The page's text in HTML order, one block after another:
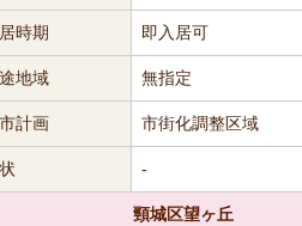
時期 即入居可
地域 無指定
計画 市街化調整区域
-
頸城区望ヶ丘